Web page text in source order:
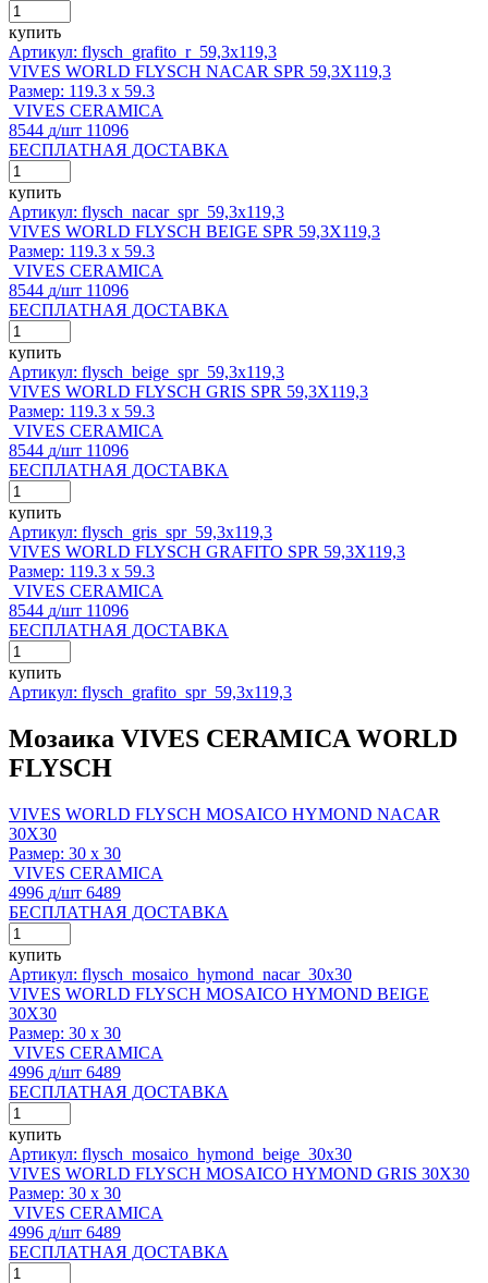
купить
Артикул: flysch_grafito_r_59,3x119,3
VIVES WORLD FLYSCH NACAR SPR 59,3X119,3
Размер: 119.3 x 59.3
VIVES CERAMICA
8544 д/шт 11096
БЕСПЛАТНАЯ ДОСТАВКА
купить
Артикул: flysch_nacar_spr_59,3x119,3
VIVES WORLD FLYSCH BEIGE SPR 59,3X119,3
Размер: 119.3 x 59.3
VIVES CERAMICA
8544 д/шт 11096
БЕСПЛАТНАЯ ДОСТАВКА
купить
Артикул: flysch_beige_spr_59,3x119,3
VIVES WORLD FLYSCH GRIS SPR 59,3X119,3
Размер: 119.3 x 59.3
VIVES CERAMICA
8544 д/шт 11096
БЕСПЛАТНАЯ ДОСТАВКА
купить
Артикул: flysch_gris_spr_59,3x119,3
VIVES WORLD FLYSCH GRAFITO SPR 59,3X119,3
Размер: 119.3 x 59.3
VIVES CERAMICA
8544 д/шт 11096
БЕСПЛАТНАЯ ДОСТАВКА
купить
Артикул: flysch_grafito_spr_59,3x119,3
Мозаика VIVES CERAMICA WORLD
FLYSCH
VIVES WORLD FLYSCH MOSAICO HYMOND NACAR
30X30
Размер: 30 x 30
VIVES CERAMICA
4996 д/шт 6489
БЕСПЛАТНАЯ ДОСТАВКА
купить
Артикул: flysch_mosaico_hymond_nacar_30x30
VIVES WORLD FLYSCH MOSAICO HYMOND BEIGE
30X30
Размер: 30 x 30
VIVES CERAMICA
4996 д/шт 6489
БЕСПЛАТНАЯ ДОСТАВКА
купить
Артикул: flysch_mosaico_hymond_beige_30x30
VIVES WORLD FLYSCH MOSAICO HYMOND GRIS 30X30
Размер: 30 x 30
VIVES CERAMICA
4996 д/шт 6489
БЕСПЛАТНАЯ ДОСТАВКА